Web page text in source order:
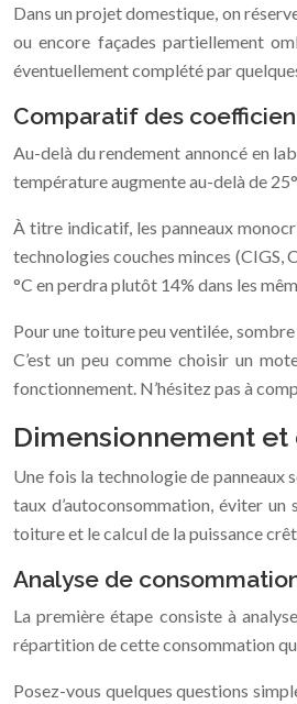
Dans un projet domestique, on
ou encore façades partiellement
éventuellement complété par
Comparatif des
Au-delà du rendement annoncé en
température augmente au-delà de
À titre indicatif, les panneaux
technologies couches minces (CIGS,
°C en perdra plutôt 14% dans les
Pour une toiture peu ventilée,
C’est un peu comme choisir un
fonctionnement. N’hésitez pas à
Dimensionnement
Une fois la technologie de panneaux
taux d’autoconsommation, éviter
toiture et le calcul de la puissance
Analyse de
La première étape consiste à
répartition de cette consommation
Posez-vous quelques questions